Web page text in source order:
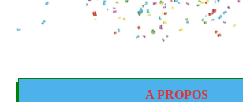
A PROPOS